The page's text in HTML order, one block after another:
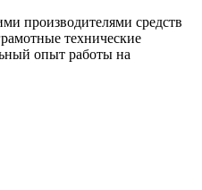
производителями средств
технические
опыт работы на